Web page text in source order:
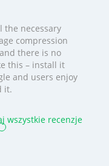
the necessary
compression
there is no
this – install it
and users enjoy
it.
wszystkie recenzje